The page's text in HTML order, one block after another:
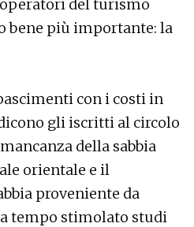
del turismo
bene più importante: la
con i costi in
gli iscritti al circolo
della sabbia
orientale e il
proveniente da
tempo stimolato studi